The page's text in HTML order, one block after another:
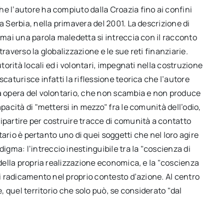
l’autore ha compiuto dalla Croazia fino ai confini
nella primavera del 2001. La descrizione di
una parola maledetta si intreccia con il racconto
la globalizzazione e le sue reti finanziarie.
locali ed i volontari, impegnati nella costruzione
infatti la riflessione teorica che l’autore
del volontario, che non scambia e non produce
di "mettersi in mezzo" fra le comunità dell’odio,
per costruire tracce di comunità a contatto
è pertanto uno di quei soggetti che nel loro agire
l’intreccio inestinguibile tra la "coscienza di
propria realizzazione economica, e la "coscienza
nel proprio contesto d’azione. Al centro
quel territorio che solo può, se considerato "dal